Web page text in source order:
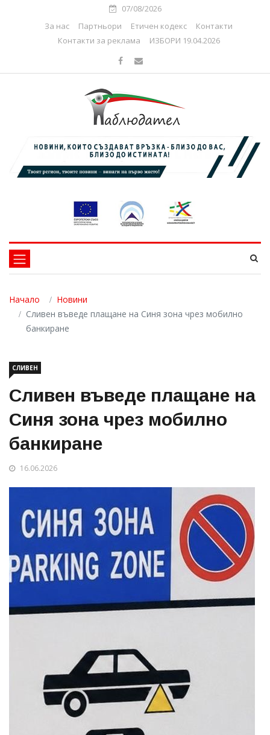
07/08/2026
За нас
Партньори Етичен кодекс
Контакти
Контакти за реклама
ИЗБОРИ 19.04.2026
Начало
Новини
Сливен въведе плащане на Синя зона чрез мобилно
банкиране
СЛИВЕН
Сливен въведе плащане на
Синя зона чрез мобилно
банкиране
16.06.2026